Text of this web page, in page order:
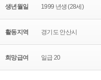
생년월일 1999 년생 (28세)
활동지역 경기도 안산시
희망급여 일급 20